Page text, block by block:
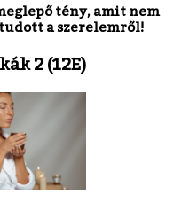
tény, amit nem
tudott a szerelemről!
2 (12E)